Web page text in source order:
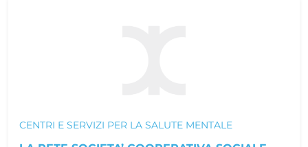
CENTRI E SERVIZI PER LA SALUTE MENTALE